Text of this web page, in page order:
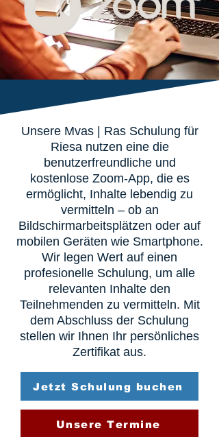
Unsere Mvas | Ras Schulung für
Riesa nutzen eine die
benutzerfreundliche und
kostenlose Zoom-App, die es
ermöglicht, Inhalte lebendig zu
vermitteln – ob an
Bildschirmarbeitsplätzen oder auf
mobilen Geräten wie Smartphone.
Wir legen Wert auf einen
profesionelle Schulung, um alle
relevanten Inhalte den
Teilnehmenden zu vermitteln. Mit
dem Abschluss der Schulung
stellen wir Ihnen Ihr persönliches
Zertifikat aus.
Jetzt Schulung buchen
Unsere Termine